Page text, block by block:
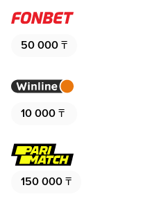
50 000 ₸
10 000 ₸
150 000 ₸